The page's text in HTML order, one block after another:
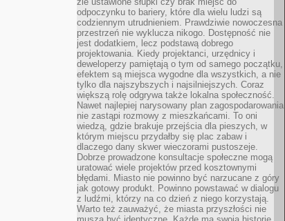
odpoczynku to bariery, które dla wielu ludzi są
codziennym utrudnieniem. Prawdziwie nowoczesna
przestrzeń nie wyklucza nikogo. Dostępność nie
jest dodatkiem, lecz podstawą dobrego
projektowania. Kiedy projektanci, urzędnicy i
deweloperzy pamiętają o tym od samego początku,
efektem są miejsca wygodne dla wszystkich, a nie
tylko dla najszybszych i najsilniejszych. Coraz
większą rolę odgrywa także lokalna społeczność.
Nawet najlepiej narysowany plan zagospodarowania
nie zastąpi rozmowy z mieszkańcami. To oni
wiedzą, gdzie brakuje przejścia dla pieszych, w
którym miejscu przydałby się plac zabaw i
dlaczego dany skwer wieczorami pustoszeje.
Dobrze prowadzone konsultacje społeczne mogą
uratować wiele projektów przed kosztownymi
błędami. Miasto nie powinno być narzucane z góry
jak gotowy produkt. Powinno powstawać w dialogu
z ludźmi, którzy na co dzień z niego korzystają.
Warto też zauważyć, że miasta przyszłości nie